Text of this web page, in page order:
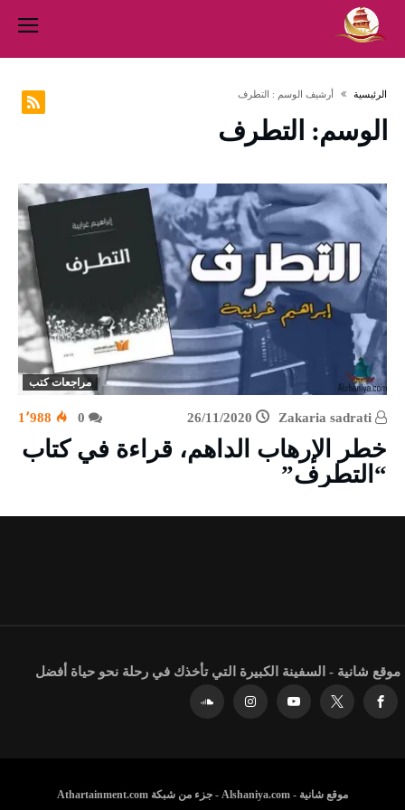
‫الرئيسية‬ ‫أرشيف الوسم :‬ التطرف
الوسم: التطرف
مراجعات كتب
26/11/2020 1٬988
خطر الإرهاب الداهم، قراءة في كتاب
“التطرف”
موقع شانية - السفينة الكبيرة التي تأخذك في رحلة نحو حياة أفضل
موقع شانية - Alshaniya.com - جزء من شبكة Athartainment.com